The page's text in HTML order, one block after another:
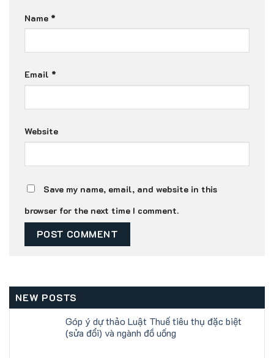
Name *
Email *
Website
Save my name, email, and website in this
browser for the next time I comment.
NEW POSTS
Góp ý dự thảo Luật Thuế tiêu thụ đặc biệt
(sửa đổi) và ngành đồ uống